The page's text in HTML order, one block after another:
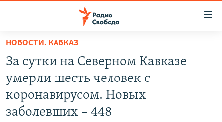
упрощенного
доступа
основному
содержанию
ПОДКАСТЫ
АВТОРСКИЕ ПРОЕКТЫ
ЦИТАТЫ СВОБОДЫ
НОВОСТИ. КАВКАЗ
За сутки на Северном Кавказе
умерли шесть человек с
коронавирусом. Новых
заболевших – 448